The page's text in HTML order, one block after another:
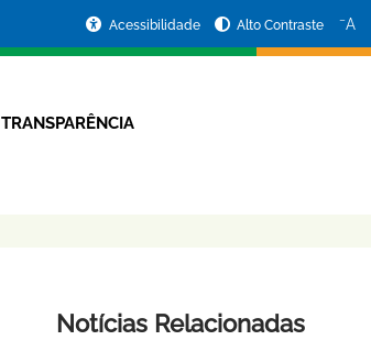
Acessibilidade Alto Contraste −A
TRANSPARÊNCIA
Notícias Relacionadas